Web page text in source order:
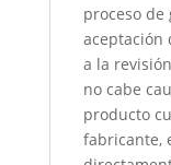
proceso
aceptación
a la
no cabe
producto
fabricante,